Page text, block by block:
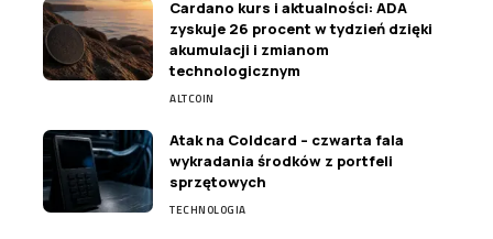
Cardano kurs i aktualności: ADA
zyskuje 26 procent w tydzień dzięki
akumulacji i zmianom
technologicznym
ALTCOIN
Atak na Coldcard – czwarta fala
wykradania środków z portfeli
sprzętowych
TECHNOLOGIA